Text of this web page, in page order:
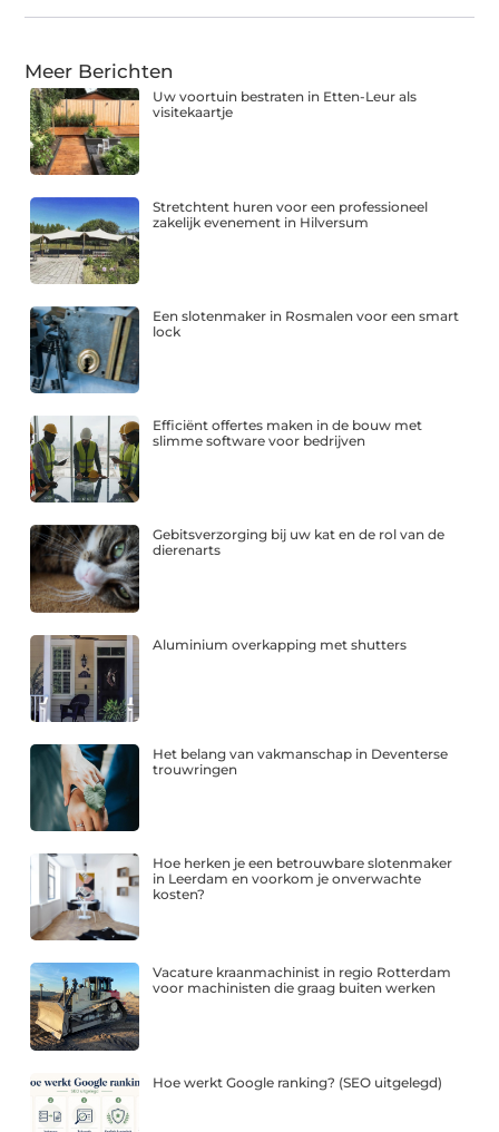
Meer Berichten
Uw voortuin bestraten in Etten-Leur als
visitekaartje
Stretchtent huren voor een professioneel
zakelijk evenement in Hilversum
Een slotenmaker in Rosmalen voor een smart
lock
Efficiënt offertes maken in de bouw met
slimme software voor bedrijven
Gebitsverzorging bij uw kat en de rol van de
dierenarts
Aluminium overkapping met shutters
Het belang van vakmanschap in Deventerse
trouwringen
Hoe herken je een betrouwbare slotenmaker
in Leerdam en voorkom je onverwachte
kosten?
Vacature kraanmachinist in regio Rotterdam
voor machinisten die graag buiten werken
Hoe werkt Google ranking? (SEO uitgelegd)